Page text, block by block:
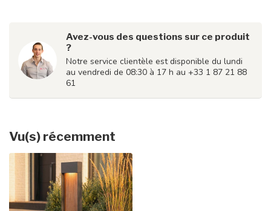
Avez-vous des questions sur ce produit
?
Notre service clientèle est disponible du lundi
au vendredi de 08:30 à 17 h au +33 1 87 21 88
61
Vu(s) récemment